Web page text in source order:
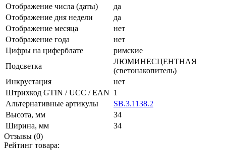
Отображение числа (даты)
да
Отображение дня недели
да
Отображение месяца
нет
Отображение года
нет
Цифры на циферблате
римские
Подсветка
ЛЮМИНЕСЦЕНТНАЯ
(светонакопитель)
Инкрустация
нет
Штрихкод GTIN / UCC / EAN 1
Альтернативные артикулы
SB.3.1138.2
Высота, мм
34
Ширина, мм
34
Отзывы (0)
Рейтинг товара: